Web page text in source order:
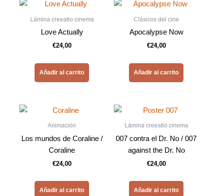
Lámina creeatio cinema
Love Actually
€24,00
Añadir al carrito
Clásicos del cine
Apocalypse Now
€24,00
Añadir al carrito
Animación
Los mundos de Coraline /
Coraline
€24,00
Añadir al carrito
Lámina creeatio cinema
007 contra el Dr. No / 007
against the Dr. No
€24,00
Añadir al carrito